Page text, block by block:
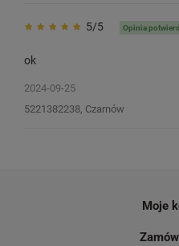
300 m / woskowa /
5/5 Opinia
ok
2024-09-25
5221382238, Czarnów
Moje